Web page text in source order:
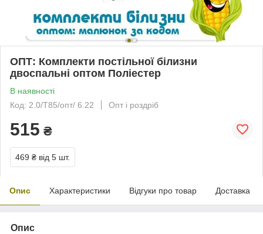
ОПТ: Комплекти постільної білизни
двоспальні оптом Поліестер
В наявності
Код: 2.0/Т85/опт/ 6.22
Опт і роздріб
515 ₴
469 ₴ від 5 шт.
Опис Характеристики Відгуки про товар Доставка
Опис